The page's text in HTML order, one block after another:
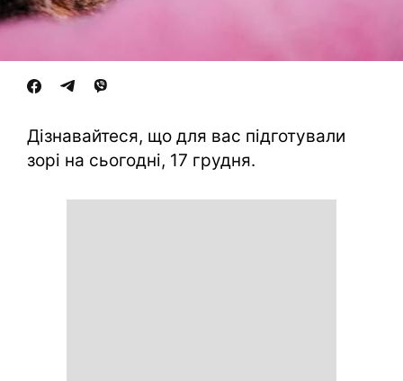
Дізнавайтеся, що для вас підготували
зорі на сьогодні, 17 грудня.